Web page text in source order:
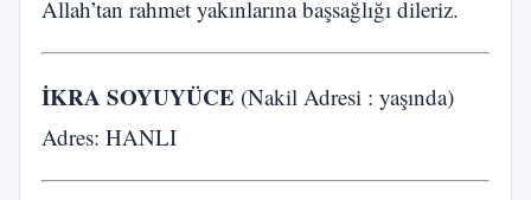
Allah’tan rahmet yakınlarına başsağlığı dileriz.
İKRA SOYUYÜCE (Nakil Adresi : yaşında)
Adres: HANLI